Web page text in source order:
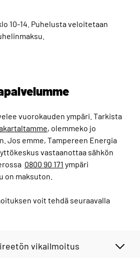
10-14. Puhelusta veloitetaan
vuorokauden ympäri. Tarkista
, olemmeko jo
Jos emme, Tampereen Energia
vastaanottaa sähkön
0800 90 171 ympäri
on maksuton.
voit tehdä seuraavalla
vikailmoitus